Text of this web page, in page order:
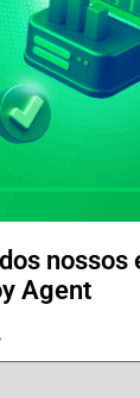
Agent